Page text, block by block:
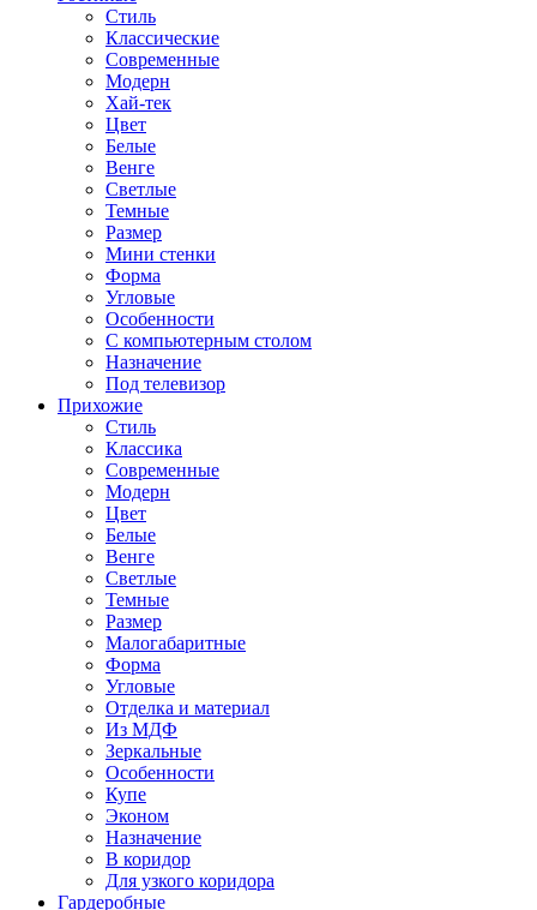
Стиль
Классические
Современные
Модерн
Хай-тек
Цвет
Белые
Венге
Светлые
Темные
Размер
Мини стенки
Форма
Угловые
Особенности
С компьютерным столом
Назначение
Под телевизор
Прихожие
Стиль
Классика
Современные
Модерн
Цвет
Белые
Венге
Светлые
Темные
Размер
Малогабаритные
Форма
Угловые
Отделка и материал
Из МДФ
Зеркальные
Особенности
Купе
Эконом
Назначение
В коридор
Для узкого коридора
Гардеробные